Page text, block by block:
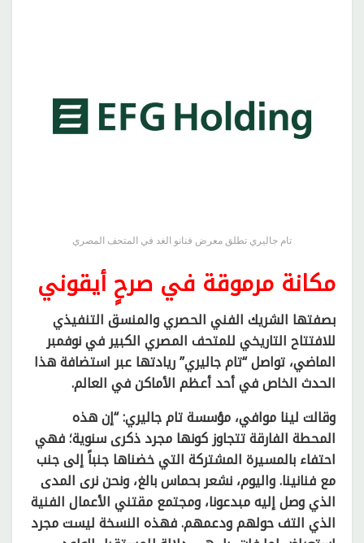
تام جاليري تطلق معرض فنانو الغد في المتحف المصري
مكانة مرموقة في صرحٍ أيقوني
بصفتها الشريك الفني الحصري والمنسق التنفيذي
للافتتاح التاريخي للمتحف المصري الكبير في نوفمبر
الماضي، تواصل “تام جاليري” ريادتها عبر استضافة هذا
الحدث الخاص في أحد أعظم الأماكن في العالم.
وقالت لينا موافي، مؤسسة تام جاليري: “إن هذه
المحطة الفارقة تتجاوز كونها مجرد ذكرى سنوية؛ فهي
احتفاء بالمسيرة المشتركة التي خضناها جنباً إلى جنب
مع فنانينا. واليوم، نشعر بحماس بالغ، ونحن نرى المدى
الذي وصل إليه مبدعونا، ومجتمع مقتني الأعمال الفنية
الذي التف حولهم ودعمهم. فهذه النسخة ليست مجرد